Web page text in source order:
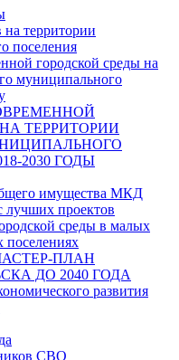
на территории
поселения
городской среды на
муниципального
ТЕРРИТОРИИ
2030 ГОДЫ
имущества МКД
лучших проектов
среды в малых
поселениях
ПЛАН
ДО 2040 ГОДА
развития
СВО